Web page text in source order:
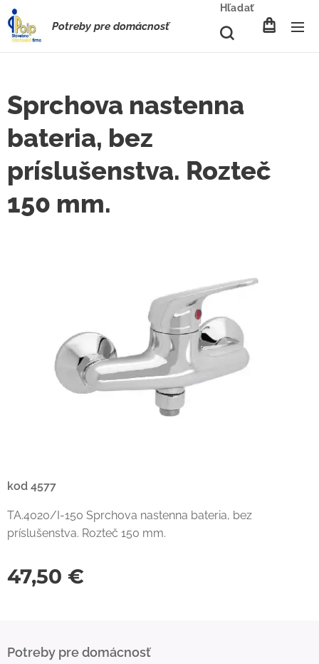
Potreby pre domácnosť
Hľadať
Sprchova nastenna
bateria, bez
príslušenstva. Rozteč
150 mm.
kod 4577
TA.4020/I-150 Sprchova nastenna bateria, bez
príslušenstva. Rozteč 150 mm.
47,50 €
Potreby pre domácnosť